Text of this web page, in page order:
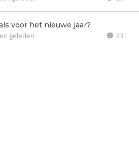
voor het nieuwe jaar?
geleden 23